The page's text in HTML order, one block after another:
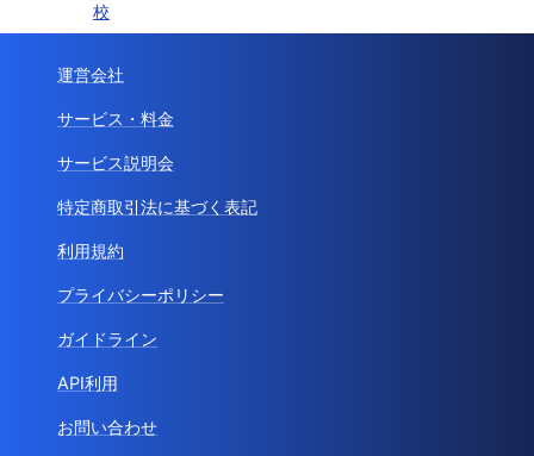
校
運営会社
サービス・料金
サービス説明会
特定商取引法に基づく表記
利用規約
プライバシーポリシー
ガイドライン
API利用
お問い合わせ